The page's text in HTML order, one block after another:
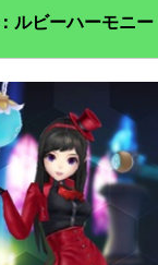
ルビーハーモニー